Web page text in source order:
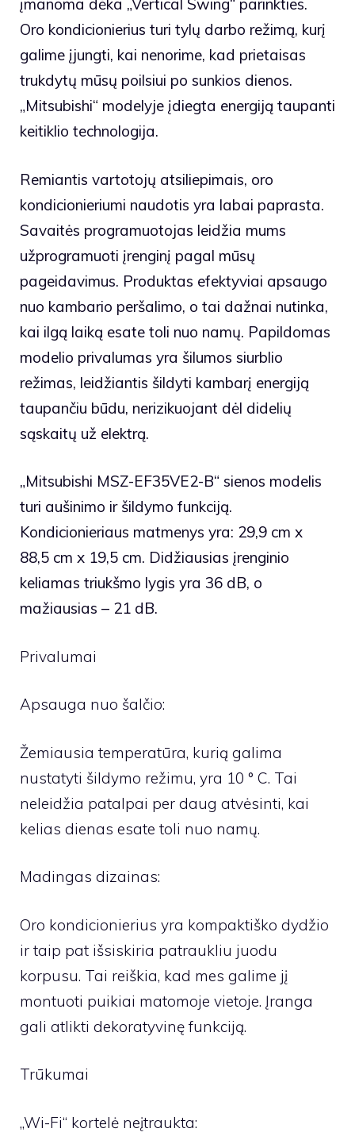
įmanoma dėka „Vertical Swing“ parinkties.
Oro kondicionierius turi tylų darbo režimą, kurį
galime įjungti, kai nenorime, kad prietaisas
trukdytų mūsų poilsiui po sunkios dienos.
„Mitsubishi“ modelyje įdiegta energiją taupanti
keitiklio technologija.
Remiantis vartotojų atsiliepimais, oro
kondicionieriumi naudotis yra labai paprasta.
Savaitės programuotojas leidžia mums
užprogramuoti įrenginį pagal mūsų
pageidavimus. Produktas efektyviai apsaugo
nuo kambario peršalimo, o tai dažnai nutinka,
kai ilgą laiką esate toli nuo namų. Papildomas
modelio privalumas yra šilumos siurblio
režimas, leidžiantis šildyti kambarį energiją
taupančiu būdu, nerizikuojant dėl ​​didelių
sąskaitų už elektrą.
„Mitsubishi MSZ-EF35VE2-B“ sienos modelis
turi aušinimo ir šildymo funkciją.
Kondicionieriaus matmenys yra: 29,9 cm x
88,5 cm x 19,5 cm. Didžiausias įrenginio
keliamas triukšmo lygis yra 36 dB, o
mažiausias – 21 dB.
Privalumai
Apsauga nuo šalčio:
Žemiausia temperatūra, kurią galima
nustatyti šildymo režimu, yra 10 ° C. Tai
neleidžia patalpai per daug atvėsinti, kai
kelias dienas esate toli nuo namų.
Madingas dizainas:
Oro kondicionierius yra kompaktiško dydžio
ir taip pat išsiskiria patraukliu juodu
korpusu. Tai reiškia, kad mes galime jį
montuoti puikiai matomoje vietoje. Įranga
gali atlikti dekoratyvinę funkciją.
Trūkumai
„Wi-Fi“ kortelė neįtraukta: